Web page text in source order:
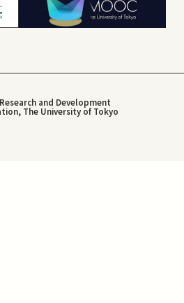
and Development
The University of Tokyo